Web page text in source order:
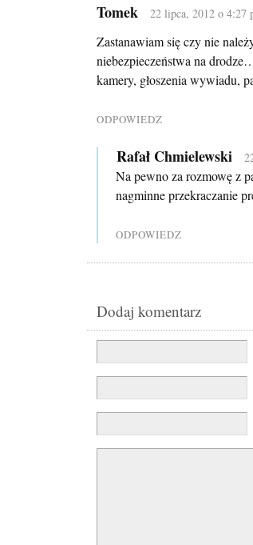
Tomek 22 lipca, 2012 o 4:27
Zastanawiam się czy nie
niebezpieczeństwa na
kamery, głoszenia wywiadu,
ODPOWIEDZ
Rafał Chmielewski
Na pewno za rozmowę z
nagminne przekraczanie
ODPOWIEDZ
Dodaj komentarz